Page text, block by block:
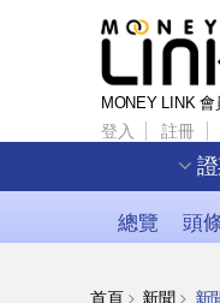
MONEY LINK 會
登入 註冊
總覽 頭
首頁 新聞 新